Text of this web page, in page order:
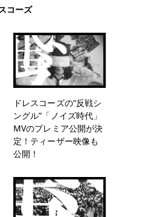
コーズ
ドレスコーズの“反戦シ
ングル”「ノイズ時代」
MVのプレミア公開が決
定！ティーザー映像も
公開！